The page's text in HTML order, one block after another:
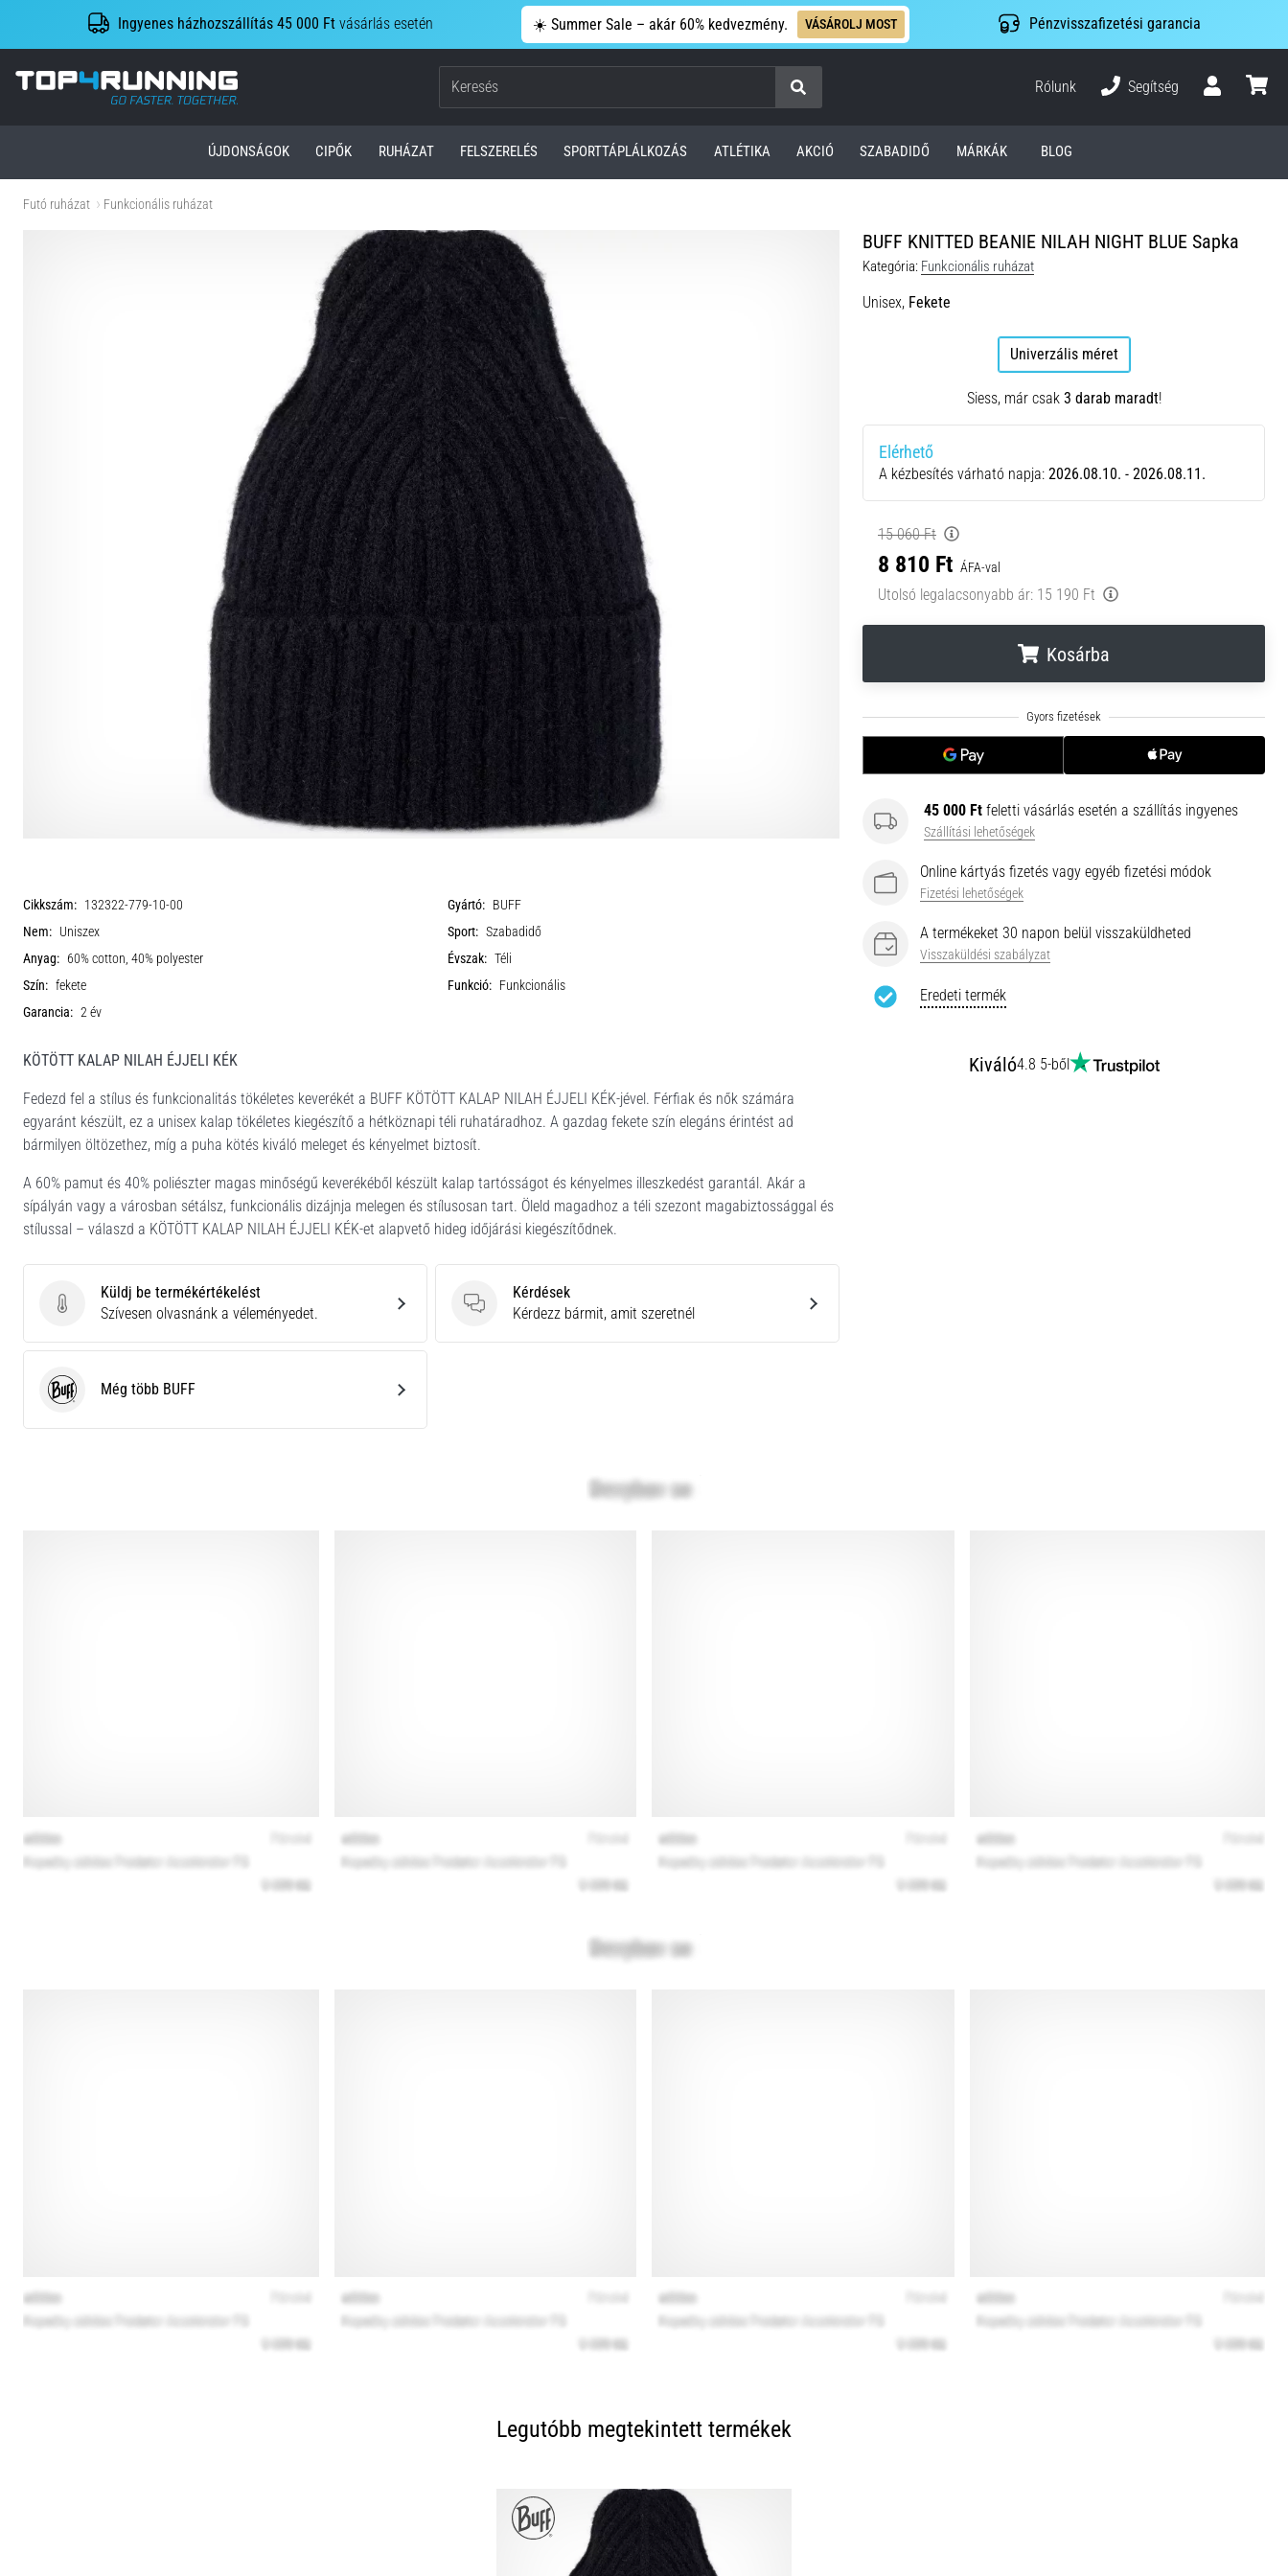
Ingyenes házhozszállítás 45 000 Ft vásárlás esetén ☀️ Summer Sale – akár 60% kedvezmény. VÁSÁROLJ MOST Pénzvisszafizetési garancia
Top4Running.hu
Keresés
Rólunk
Segítség
ÚJDONSÁGOK CIPŐK RUHÁZAT FELSZERELÉS SPORTTÁPLÁLKOZÁS ATLÉTIKA AKCIÓ SZABADIDŐ MÁRKÁK BLOG
Futó ruházat Funkcionális ruházat
BUFF KNITTED BEANIE NILAH NIGHT BLUE Sapka
Kategória: Funkcionális ruházat
Unisex, Fekete
Univerzális méret
Siess, már csak 3 darab maradt!
Elérhető
A kézbesítés várható napja: 2026.08.10. - 2026.08.11.
15 060 Ft
8 810 Ft ÁFA-val
Utolsó legalacsonyabb ár: 15 190 Ft
Kosárba
..
45 000 Ft feletti vásárlás esetén a szállítás ingyenes
Szállítási lehetőségek
Online kártyás fizetés vagy egyéb fizetési módok
Fizetési lehetőségek
A termékeket 30 napon belül visszaküldheted
Visszaküldési szabályzat
Eredeti termék
Kiváló4.8 5-ből
Cikkszám: 132322-779-10-00 Gyártó: BUFF
Nem: Uniszex Sport: Szabadidő
Anyag: 60% cotton, 40% polyester Évszak: Téli
Szín: fekete Funkció: Funkcionális
Garancia: 2 év
KÖTÖTT KALAP NILAH ÉJJELI KÉK
Fedezd fel a stílus és funkcionalitás tökéletes keverékét a BUFF KÖTÖTT KALAP NILAH ÉJJELI KÉK-jével. Férfiak és nők számára
egyaránt készült, ez a unisex kalap tökéletes kiegészítő a hétköznapi téli ruhatáradhoz. A gazdag fekete szín elegáns érintést ad
bármilyen öltözethez, míg a puha kötés kiváló meleget és kényelmet biztosít.
A 60% pamut és 40% poliészter magas minőségű keverékéből készült kalap tartósságot és kényelmes illeszkedést garantál. Akár a
sípályán vagy a városban sétálsz, funkcionális dizájnja melegen és stílusosan tart. Öleld magadhoz a téli szezont magabiztossággal és
stílussal – válaszd a KÖTÖTT KALAP NILAH ÉJJELI KÉK-et alapvető hideg időjárási kiegészítődnek.
Küldj be termékértékelést
Küldj be termékértékelést
Szívesen olvasnánk a véleményedet.
Kérdések
Kérdések
Kérdezz bármit, amit szeretnél
BUFF Még több BUFF
Legutóbb megtekintett termékek